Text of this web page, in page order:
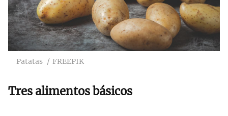
Patatas FREEPIK
Tres alimentos básicos